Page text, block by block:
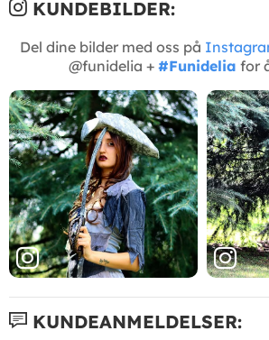
KUNDEBILDER:
Del dine bilder med oss på
@funidelia + #Funidelia for
KUNDEANMELDELSER: